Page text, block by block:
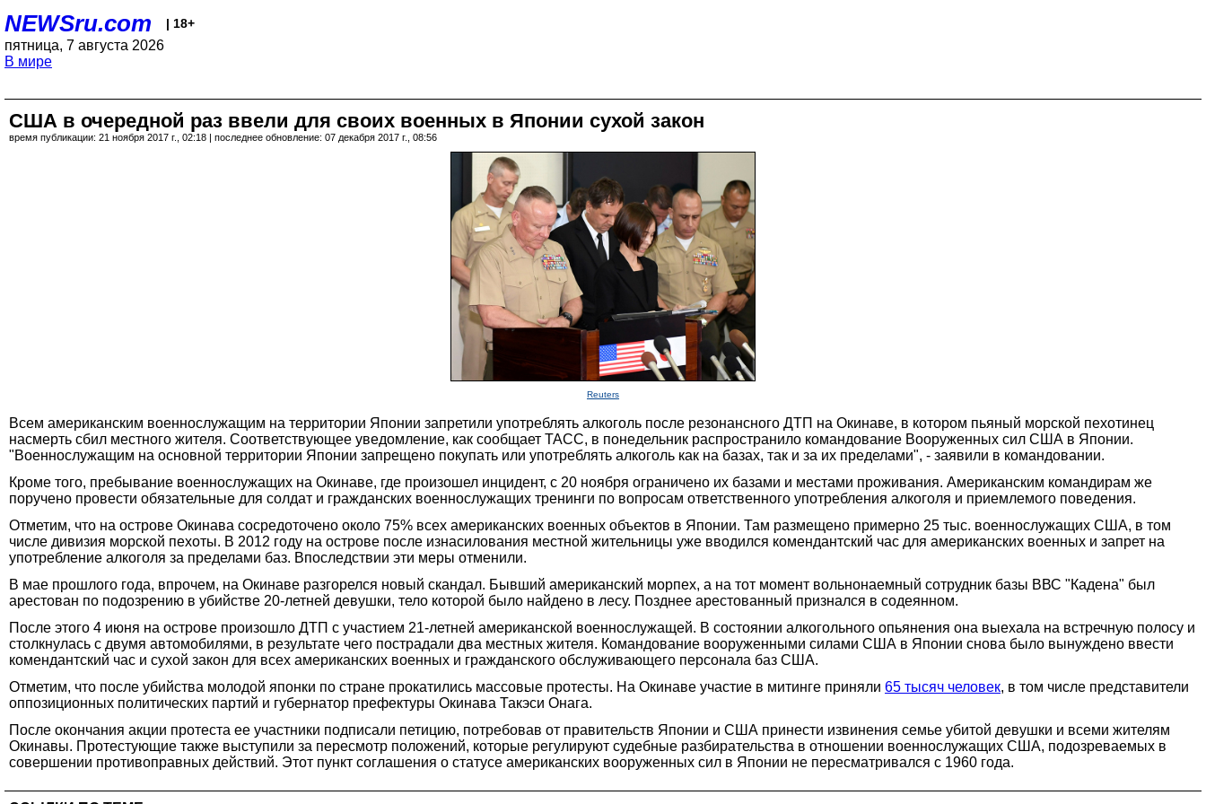
NEWSru.com | 18+
пятница, 7 августа 2026
В мире
США в очередной раз ввели для своих военных в Японии сухой закон
время публикации: 21 ноября 2017 г., 02:18 | последнее обновление: 07 декабря 2017 г., 08:56
Reuters
Всем американским военнослужащим на территории Японии запретили употреблять алкоголь после резонансного ДТП на Окинаве, в котором пьяный морской пехотинец
насмерть сбил местного жителя. Соответствующее уведомление, как сообщает ТАСС, в понедельник распространило командование Вооруженных сил США в Японии.
"Военнослужащим на основной территории Японии запрещено покупать или употреблять алкоголь как на базах, так и за их пределами", - заявили в командовании.
Кроме того, пребывание военнослужащих на Окинаве, где произошел инцидент, с 20 ноября ограничено их базами и местами проживания. Американским командирам же
поручено провести обязательные для солдат и гражданских военнослужащих тренинги по вопросам ответственного употребления алкоголя и приемлемого поведения.
Отметим, что на острове Окинава сосредоточено около 75% всех американских военных объектов в Японии. Там размещено примерно 25 тыс. военнослужащих США, в том
числе дивизия морской пехоты. В 2012 году на острове после изнасилования местной жительницы уже вводился комендантский час для американских военных и запрет на
употребление алкоголя за пределами баз. Впоследствии эти меры отменили.
В мае прошлого года, впрочем, на Окинаве разгорелся новый скандал. Бывший американский морпех, а на тот момент вольнонаемный сотрудник базы ВВС "Кадена" был
арестован по подозрению в убийстве 20-летней девушки, тело которой было найдено в лесу. Позднее арестованный признался в содеянном.
После этого 4 июня на острове произошло ДТП с участием 21-летней американской военнослужащей. В состоянии алкогольного опьянения она выехала на встречную полосу и
столкнулась с двумя автомобилями, в результате чего пострадали два местных жителя. Командование вооруженными силами США в Японии снова было вынуждено ввести
комендантский час и сухой закон для всех американских военных и гражданского обслуживающего персонала баз США.
Отметим, что после убийства молодой японки по стране прокатились массовые протесты. На Окинаве участие в митинге приняли 65 тысяч человек, в том числе представители
оппозиционных политических партий и губернатор префектуры Окинава Такэси Онага.
После окончания акции протеста ее участники подписали петицию, потребовав от правительств Японии и США принести извинения семье убитой девушки и всеми жителям
Окинавы. Протестующие также выступили за пересмотр положений, которые регулируют судебные разбирательства в отношении военнослужащих США, подозреваемых в
совершении противоправных действий. Этот пункт соглашения о статусе американских вооруженных сил в Японии не пересматривался с 1960 года.